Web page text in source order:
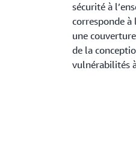
sécurité à
corresponde
une
de la
vulnérabilités